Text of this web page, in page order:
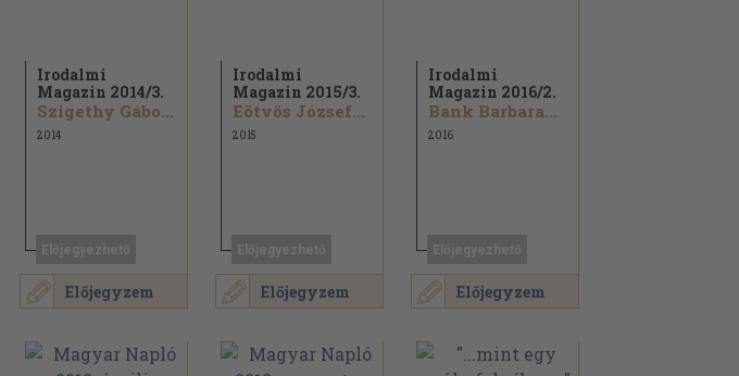
Előjegyzem
Irodalmi
Magazin 2014/3.
Szigethy Gábor...
2014
Előjegyzem
Irodalmi
Magazin 2015/3.
Eötvös József...
2015
Előjegyzem
Irodalmi
Magazin 2016/2.
Bank Barbara...
2016